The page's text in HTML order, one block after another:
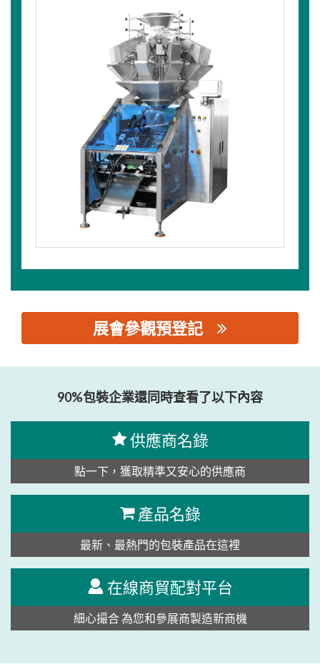
展會參觀預登記
90%包裝企業還同時查看了以下內容
供應商名錄
點一下，獲取精準又安心的供應商
產品名錄
最新、最熱門的包裝產品在這裡
在線商貿配對平台
細心撮合 為您和參展商製造新商機